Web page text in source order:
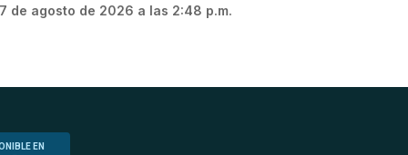
7 de agosto de 2026 a las 2:48 p.m.
EN